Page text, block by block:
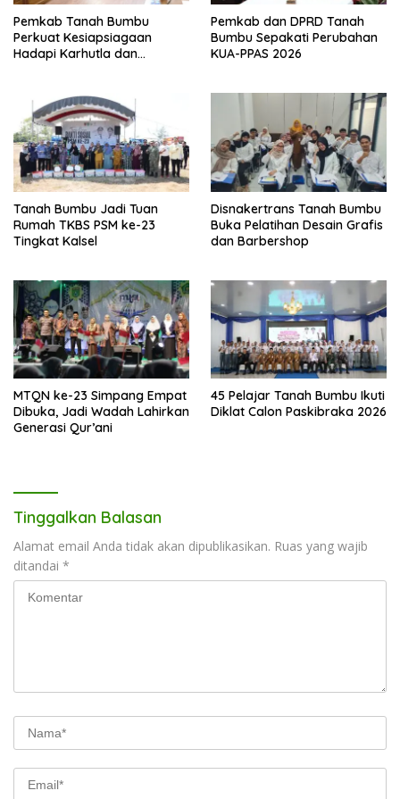
Pemkab Tanah Bumbu
Perkuat Kesiapsiagaan
Hadapi Karhutla dan
Pemkab dan DPRD Tanah
Bumbu Sepakati Perubahan
KUA-PPAS 2026
Tanah Bumbu Jadi Tuan
Rumah TKBS PSM ke-23
Tingkat Kalsel
Disnakertrans Tanah Bumbu
Buka Pelatihan Desain Grafis
dan Barbershop
MTQN ke-23 Simpang Empat
Dibuka, Jadi Wadah Lahirkan
Generasi Qur’ani
45 Pelajar Tanah Bumbu Ikuti
Diklat Calon Paskibraka 2026
Tinggalkan Balasan
Alamat email Anda tidak akan dipublikasikan. Ruas yang wajib
ditandai *